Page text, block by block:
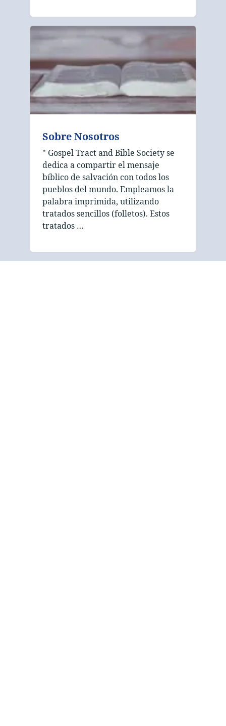
Sobre Nosotros
" Gospel Tract and Bible Society se
dedica a compartir el mensaje
bíblico de salvación con todos los
pueblos del mundo. Empleamos la
palabra imprimida, utilizando
tratados sencillos (folletos). Estos
tratados …